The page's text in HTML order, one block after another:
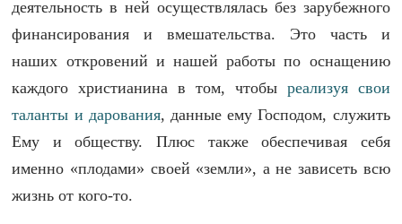
деятельность в ней осуществлялась без зарубежного
финансирования и вмешательства. Это часть и
наших откровений и нашей работы по оснащению
каждого христианина в том, чтобы реализуя свои
таланты и дарования, данные ему Господом, служить
Ему и обществу. Плюс также обеспечивая себя
именно «плодами» своей «земли», а не зависеть всю
жизнь от кого-то.